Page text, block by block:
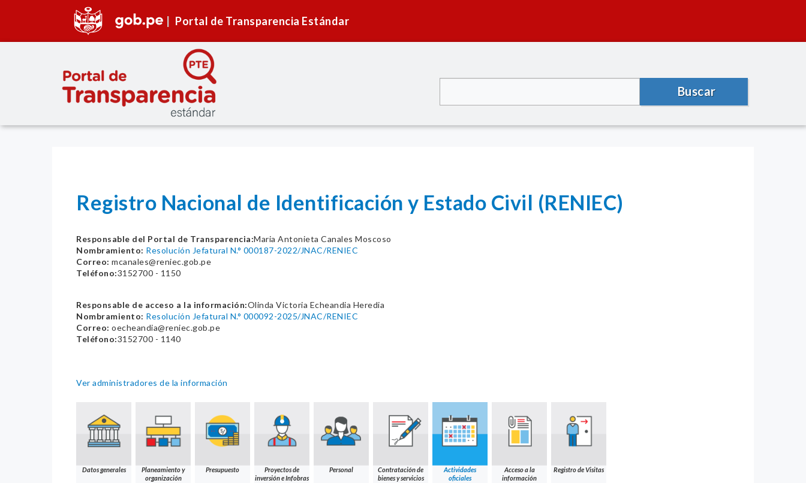
Portal de Transparencia Estándar
Buscar
Registro Nacional de Identificación y Estado Civil (RENIEC)
Responsable del Portal de Transparencia:Maria Antonieta Canales Moscoso
Nombramiento: Resolución Jefatural N.° 000187-2022/JNAC/RENIEC
Correo: mcanales@reniec.gob.pe
Teléfono:3152700 - 1150
Responsable de acceso a la información:Olinda Victoria Echeandia Heredia
Nombramiento: Resolución Jefatural N.° 000092-2025/JNAC/RENIEC
Correo: oecheandia@reniec.gob.pe
Teléfono:3152700 - 1140
Ver administradores de la información
Datos generales
Planeamiento y
organización
Presupuesto
Proyectos de
inversión e Infobras
Personal
Contratación de
bienes y servicios
Actividades
oficiales
Acceso a la
información
Registro de Visitas